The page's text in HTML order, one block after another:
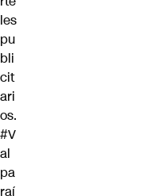
les
pu
bli
cit
ari
os.
#V
al
pa
raí